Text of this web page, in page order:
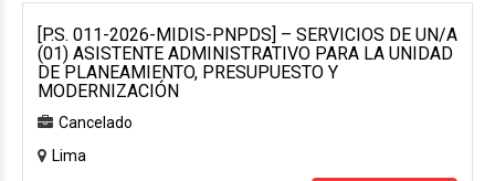
[P.S. 011-2026-MIDIS-PNPDS] – SERVICIOS DE UN/A
(01) ASISTENTE ADMINISTRATIVO PARA LA UNIDAD
DE PLANEAMIENTO, PRESUPUESTO Y
MODERNIZACIÓN
Cancelado
Lima